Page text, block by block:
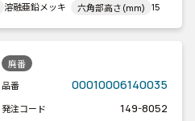
溶融亜鉛メッキ 六角部高さ(mm) 15
廃番
品番
00010006140035
発注コード 149-8052